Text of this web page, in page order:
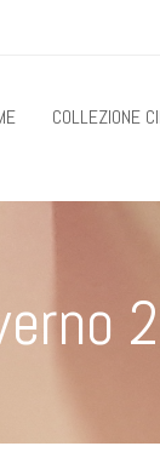
COLLEZIONE